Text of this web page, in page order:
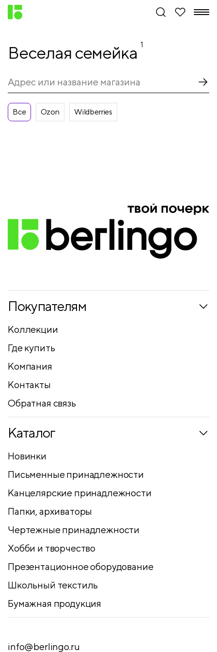
Веселая семейка 1
Все Ozon Wildberries
Покупателям
Коллекции
Где купить
Компания
Контакты
Обратная связь
Каталог
Новинки
Письменные принадлежности
Канцелярские принадлежности
Папки, архиваторы
Чертежные принадлежности
Хобби и творчество
Презентационное оборудование
Школьный текстиль
Бумажная продукция
info@berlingo.ru